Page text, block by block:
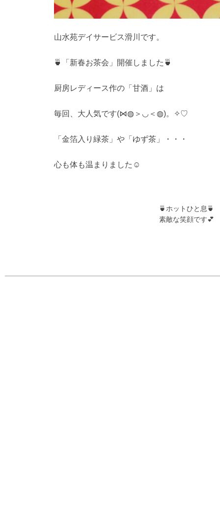
山水苑デイサービス滑川です。
🍵「新春お茶会」開催しました🍵
厨房レディース作の「甘酒」は
毎回、大人気です(⋈◍＞◡＜◍)。✧♡
「金箔入り緑茶」や「ゆず茶」・・・
心も体も温まりました☺
🍵ホットひと息🍵
素敵な笑顔です💕